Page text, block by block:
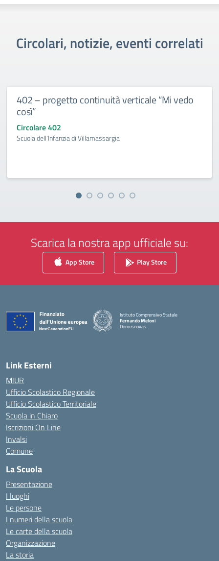
Circolari, notizie, eventi correlati
402 – progetto continuità verticale “Mi vedo
così”
Circolare 402
Scuola dell’Infanzia di Villamassargia
Scarica la nostra app ufficiale su:
App Store Play Store
Istituto Comprensivo Statale
Fernando Meloni
Domusnovas
Link Esterni
MIUR
Ufficio Scolastico Regionale
Ufficio Scolastico Territoriale
Scuola in Chiaro
Iscrizioni On Line
Invalsi
Comune
La Scuola
Presentazione
I luoghi
Le persone
I numeri della scuola
Le carte della scuola
Organizzazione
La storia